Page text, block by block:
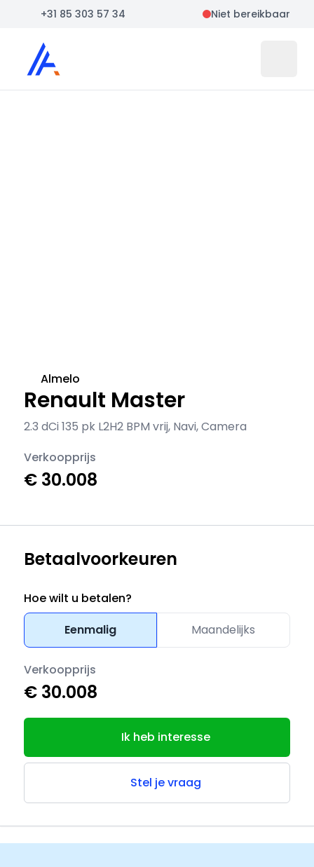
+31 85 303 57 34 Niet bereikbaar
Auto Atlas
Renault Master
2.3 dCi 135 pk L2H2 BPM vrij, Navi, Camera
Almelo
Verkoopprijs
€ 30.008
Betaalvoorkeuren
Hoe wilt u betalen?
Eenmalig
Maandelijks
Verkoopprijs
€ 30.008
Ik heb interesse
Stel je vraag